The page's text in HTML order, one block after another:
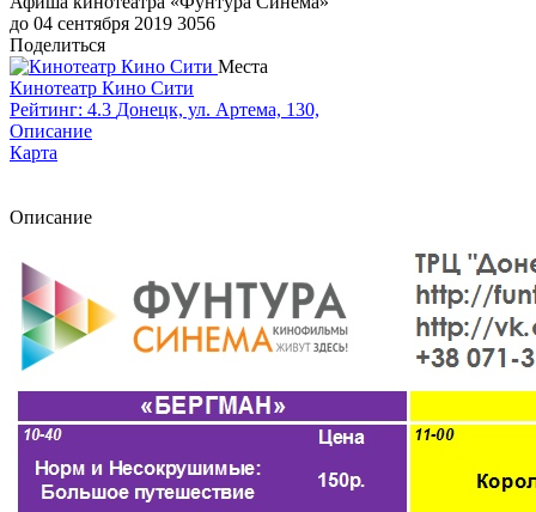
до 04 сентября 2019 3056
Поделиться
Места
Кинотеатр Кино Сити
Рейтинг: 4.3 Донецк, ул. Артема, 130,
Описание
Карта
Описание